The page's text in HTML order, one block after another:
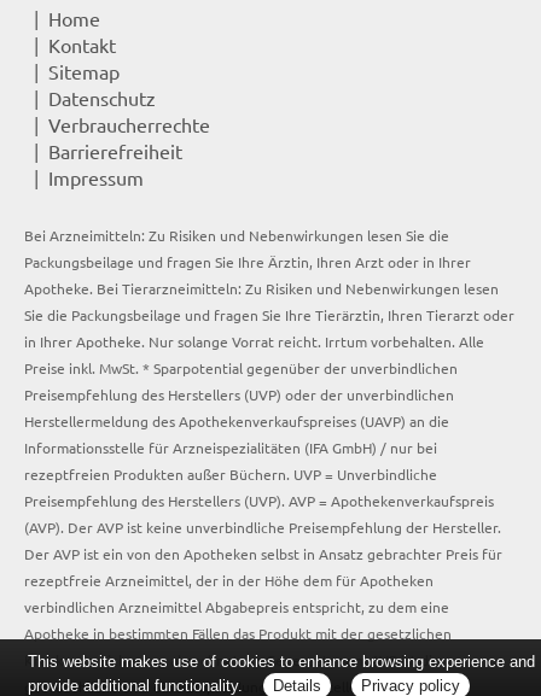
Home
Kontakt
Sitemap
Datenschutz
Verbraucherrechte
Barrierefreiheit
Impressum
Bei Arzneimitteln: Zu Risiken und Nebenwirkungen lesen Sie die
Packungsbeilage und fragen Sie Ihre Ärztin, Ihren Arzt oder in Ihrer
Apotheke. Bei Tierarzneimitteln: Zu Risiken und Nebenwirkungen lesen
Sie die Packungsbeilage und fragen Sie Ihre Tierärztin, Ihren Tierarzt oder
in Ihrer Apotheke. Nur solange Vorrat reicht. Irrtum vorbehalten. Alle
Preise inkl. MwSt. * Sparpotential gegenüber der unverbindlichen
Preisempfehlung des Herstellers (UVP) oder der unverbindlichen
Herstellermeldung des Apothekenverkaufspreises (UAVP) an die
Informationsstelle für Arzneispezialitäten (IFA GmbH) / nur bei
rezeptfreien Produkten außer Büchern. UVP = Unverbindliche
Preisempfehlung des Herstellers (UVP). AVP = Apothekenverkaufspreis
(AVP). Der AVP ist keine unverbindliche Preisempfehlung der Hersteller.
Der AVP ist ein von den Apotheken selbst in Ansatz gebrachter Preis für
rezeptfreie Arzneimittel, der in der Höhe dem für Apotheken
verbindlichen Arzneimittel Abgabepreis entspricht, zu dem eine
Apotheke in bestimmten Fällen das Produkt mit der gesetzlichen
Krankenversicherung abrechnet. Im Gegensatz zum AVP ist die
gebräuchliche UVP eine Empfehlung der Hersteller.
This website makes use of cookies to enhance browsing experience and
provide additional functionality.
Details Privacy policy